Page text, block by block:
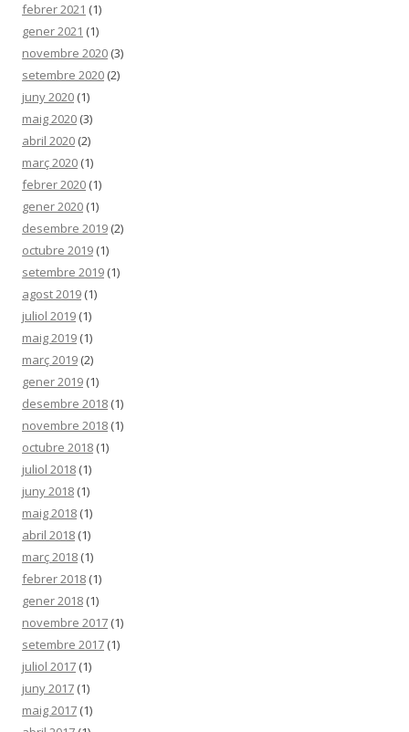
febrer 2021 (1)
gener 2021 (1)
novembre 2020 (3)
setembre 2020 (2)
juny 2020 (1)
maig 2020 (3)
abril 2020 (2)
març 2020 (1)
febrer 2020 (1)
gener 2020 (1)
desembre 2019 (2)
octubre 2019 (1)
setembre 2019 (1)
agost 2019 (1)
juliol 2019 (1)
maig 2019 (1)
març 2019 (2)
gener 2019 (1)
desembre 2018 (1)
novembre 2018 (1)
octubre 2018 (1)
juliol 2018 (1)
juny 2018 (1)
maig 2018 (1)
abril 2018 (1)
març 2018 (1)
febrer 2018 (1)
gener 2018 (1)
novembre 2017 (1)
setembre 2017 (1)
juliol 2017 (1)
juny 2017 (1)
maig 2017 (1)